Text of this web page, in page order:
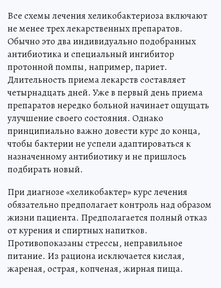
Все схемы лечения хеликобактериоза включают
не менее трех лекарственных препаратов.
Обычно это два индивидуально подобранных
антибиотика и специальный ингибитор
протонной помпы, например, париет.
Длительность приема лекарств составляет
четырнадцать дней. Уже в первый день приема
препаратов нередко больной начинает ощущать
улучшение своего состояния. Однако
принципиально важно довести курс до конца,
чтобы бактерии не успели адаптироваться к
назначенному антибиотику и не пришлось
подбирать новый.
При диагнозе «хеликобактер» курс лечения
обязательно предполагает контроль над образом
жизни пациента. Предполагается полный отказ
от курения и спиртных напитков.
Противопоказаны стрессы, неправильное
питание. Из рациона исключается кислая,
жареная, острая, копченая, жирная пища.